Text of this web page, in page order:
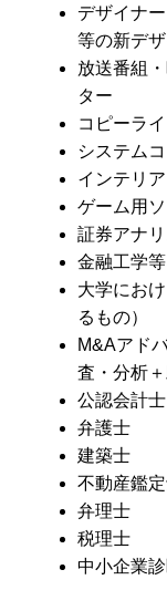
デザイナ
等の新デザ
放送番組
ター
コピーラ
システム
インテリ
ゲーム用
証券アナリ
金融工学
大学にお
るもの）
M&Aアド
査・分析＋
公認会計士
弁護士
建築士
不動産鑑
弁理士
税理士
中小企業